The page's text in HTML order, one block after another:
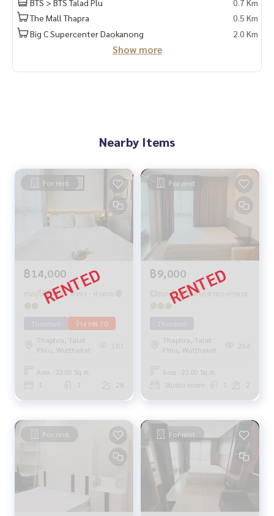
The Mall Thapra
0.5 Km
Big C Supercenter Daokanong
2.0 Km
Show more
Nearby Items
For rent
฿14,000
ธนบุรี💥ไอดีโอ สาทร - ท่าพระ🔴
🟢🟡
ว่าง กพ 70
Thaphra, Talat
Phlu, Wutthakat
181
Area : 22.00 Sq.m.
1 1 28
For rent
฿9,000
💥ธนบุรี 💥 ไอดีโอ สาทร-ท่าพระ
🔴🟢🟡
Thaphra, Talat
Phlu, Wutthakat
254
Area : 22.00 Sq.m.
Studio room 1 2
For rent For rent